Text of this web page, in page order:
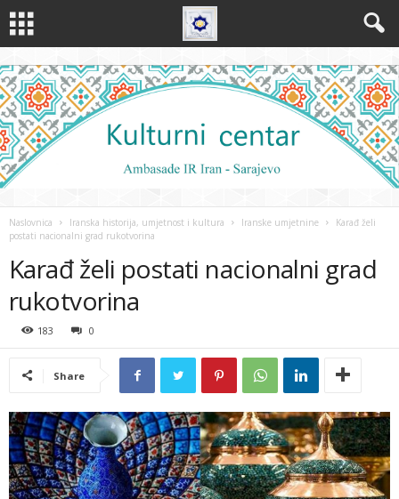
Naslovnica Iranska historija, umjetnost i kultura Iranske umjetnine
Karađ želi
postati nacionalni grad rukotvorina
Karađ želi postati nacionalni grad
rukotvorina
183 0
Share